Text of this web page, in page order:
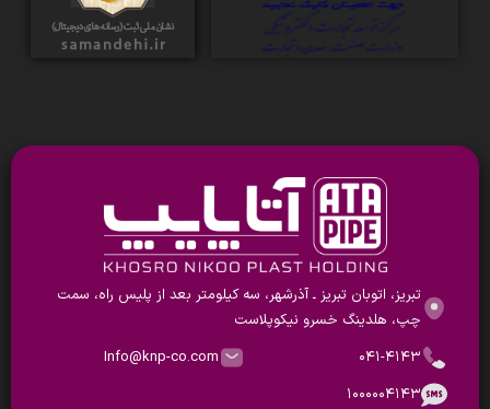
تبریز، اتوبان تبریز ـ آذرشهر، سه کیلومتر بعد از پلیس راه، سمت
چپ، هلدینگ خسرو نیکوپلاست
۰۴۱-۴۱۴۳
Info@knp-co.com
۱۰۰۰۰۰۴۱۴۳